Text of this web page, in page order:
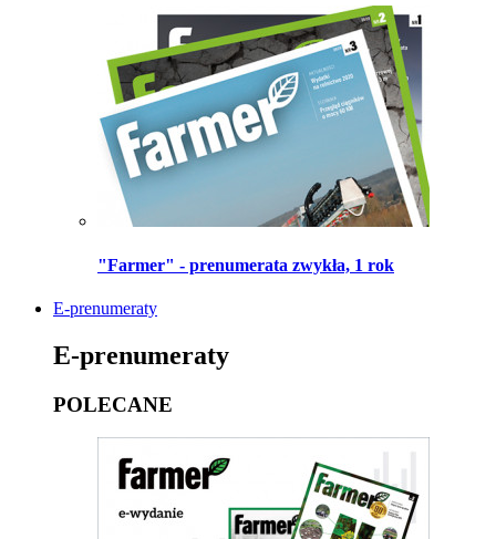
"Farmer" - prenumerata zwykła, 1 rok
E-prenumeraty
E-prenumeraty
POLECANE